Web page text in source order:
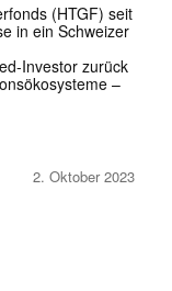
(HTGF) seit
in ein Schweizer
Investor zurück
–
2. Oktober 2023